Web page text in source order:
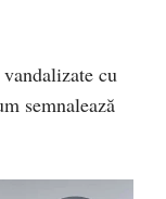
cu
semnalează